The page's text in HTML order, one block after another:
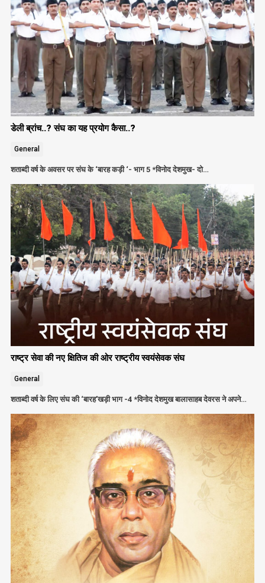
डेली ब्रांच..? संघ का यह प्रयोग कैसा..?
General
शताब्दी वर्ष के अवसर पर संघ के ‘बारह कड़ी ‘- भाग 5 *विनोद देशमुख- दो…
राष्ट्र सेवा की नए क्षितिज की ओर राष्ट्रीय स्वयंसेवक संघ
General
शताब्दी वर्ष के लिए संघ की ‘बारह’खड़ी भाग -4 *विनोद देशमुख बालासाहब देवरस ने अपने…